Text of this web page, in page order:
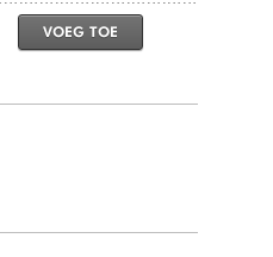
VOEG TOE